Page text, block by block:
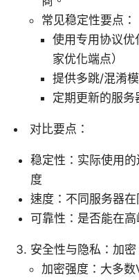
常见稳定性要点：
使用专用协议
家优化端点）
提供多跳/混淆
定期更新的服
对比要点：
稳定性：实际使用
度
速度：不同服务器
可靠性：是否能在
安全性与隐私：加
加密强度：大多数